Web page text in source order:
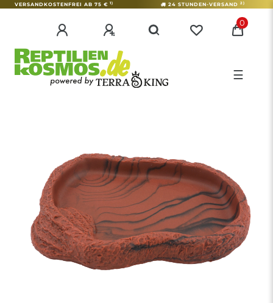
VERSANDKOSTENFREI AB 75 € 1) 24 STUNDEN-VERSAND 2)
0
☰